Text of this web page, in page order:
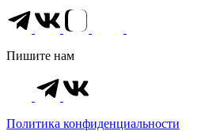
Пишите нам
Политика конфиденциальности